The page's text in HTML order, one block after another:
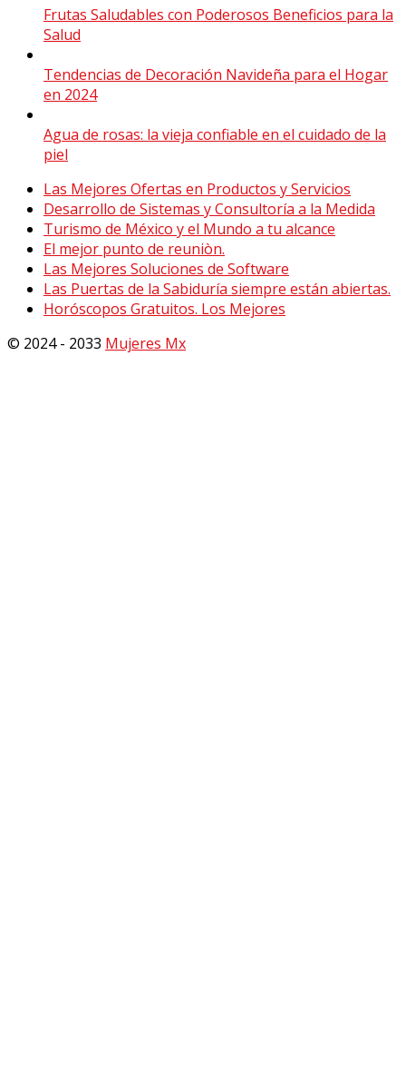
Frutas Saludables con Poderosos Beneficios para la
Salud
Tendencias de Decoración Navideña para el Hogar
en 2024
Agua de rosas: la vieja confiable en el cuidado de la
piel
Las Mejores Ofertas en Productos y Servicios
Desarrollo de Sistemas y Consultoría a la Medida
Turismo de México y el Mundo a tu alcance
El mejor punto de reuniòn.
Las Mejores Soluciones de Software
Las Puertas de la Sabiduría siempre están abiertas.
Horóscopos Gratuitos. Los Mejores
© 2024 - 2033 Mujeres Mx